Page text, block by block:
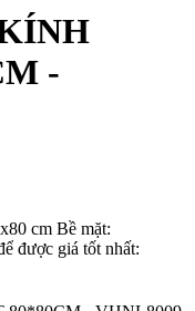
-
cm Bề mặt:
được giá tốt nhất: